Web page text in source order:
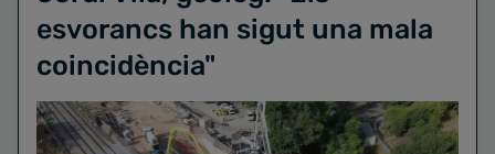
esvorancs han sigut una mala
coincidència"